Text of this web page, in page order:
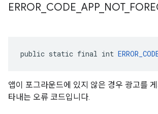
ERROR CODE APP_ NOT_
public static final int
앱이 포그라운드에 있지 않은 경우 광고를
타내는 오류 코드입니다.